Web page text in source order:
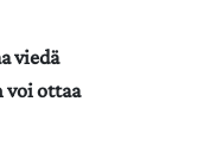
viedä
voi ottaa